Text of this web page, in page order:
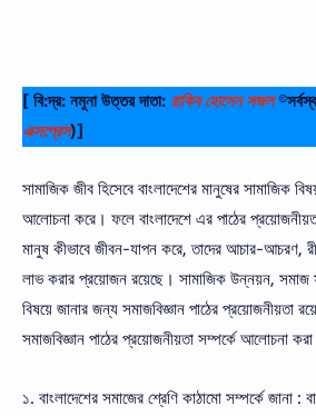
[ বি:দ্র: নমুনা উত্তর দাতা: রাকিব হোসেন সজল
এক্সপ্রেস)]
সামাজিক জীব হিসেবে বাংলাদেশের মানুষের সামাজিক
আলােচনা করে। ফলে বাংলাদেশে এর পাঠের
মানুষ কীভাবে জীবন-যাপন করে, তাদের আচার-আচরণ,
লাভ করার প্রয়ােজন রয়েছে। সামাজিক উন্নয়ন, সমাজ
বিষয়ে জানার জন্য সমাজবিজ্ঞান পাঠের প্রয়ােজনীয়তা
সমাজবিজ্ঞান পাঠের প্রয়ােজনীয়তা সম্পর্কে আলােচনা
১. বাংলাদেশের সমাজের শ্রেণি কাঠামাে সম্পর্কে জানা :